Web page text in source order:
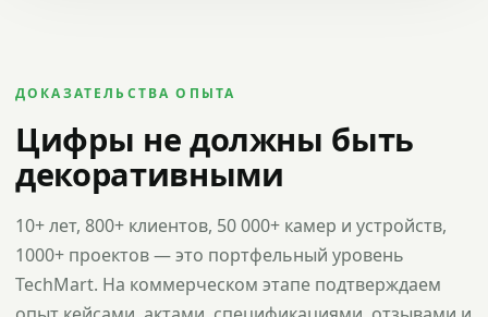
ДОКАЗАТЕЛЬСТВА ОПЫТА
Цифры не должны быть
декоративными
10+ лет, 800+ клиентов, 50 000+ камер и устройств,
1000+ проектов — это портфельный уровень
TechMart. На коммерческом этапе подтверждаем